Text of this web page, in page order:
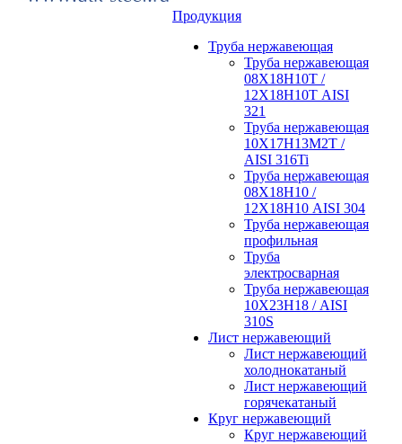
Продукция
Труба нержавеющая
Труба нержавеющая
08Х18Н10Т /
12Х18Н10Т AISI
321
Труба нержавеющая
10Х17Н13М2Т /
AISI 316Ti
Труба нержавеющая
08Х18Н10 /
12Х18Н10 AISI 304
Труба нержавеющая
профильная
Труба
электросварная
Труба нержавеющая
10Х23Н18 / AISI
310S
Лист нержавеющий
Лист нержавеющий
холоднокатаный
Лист нержавеющий
горячекатаный
Круг нержавеющий
Круг нержавеющий